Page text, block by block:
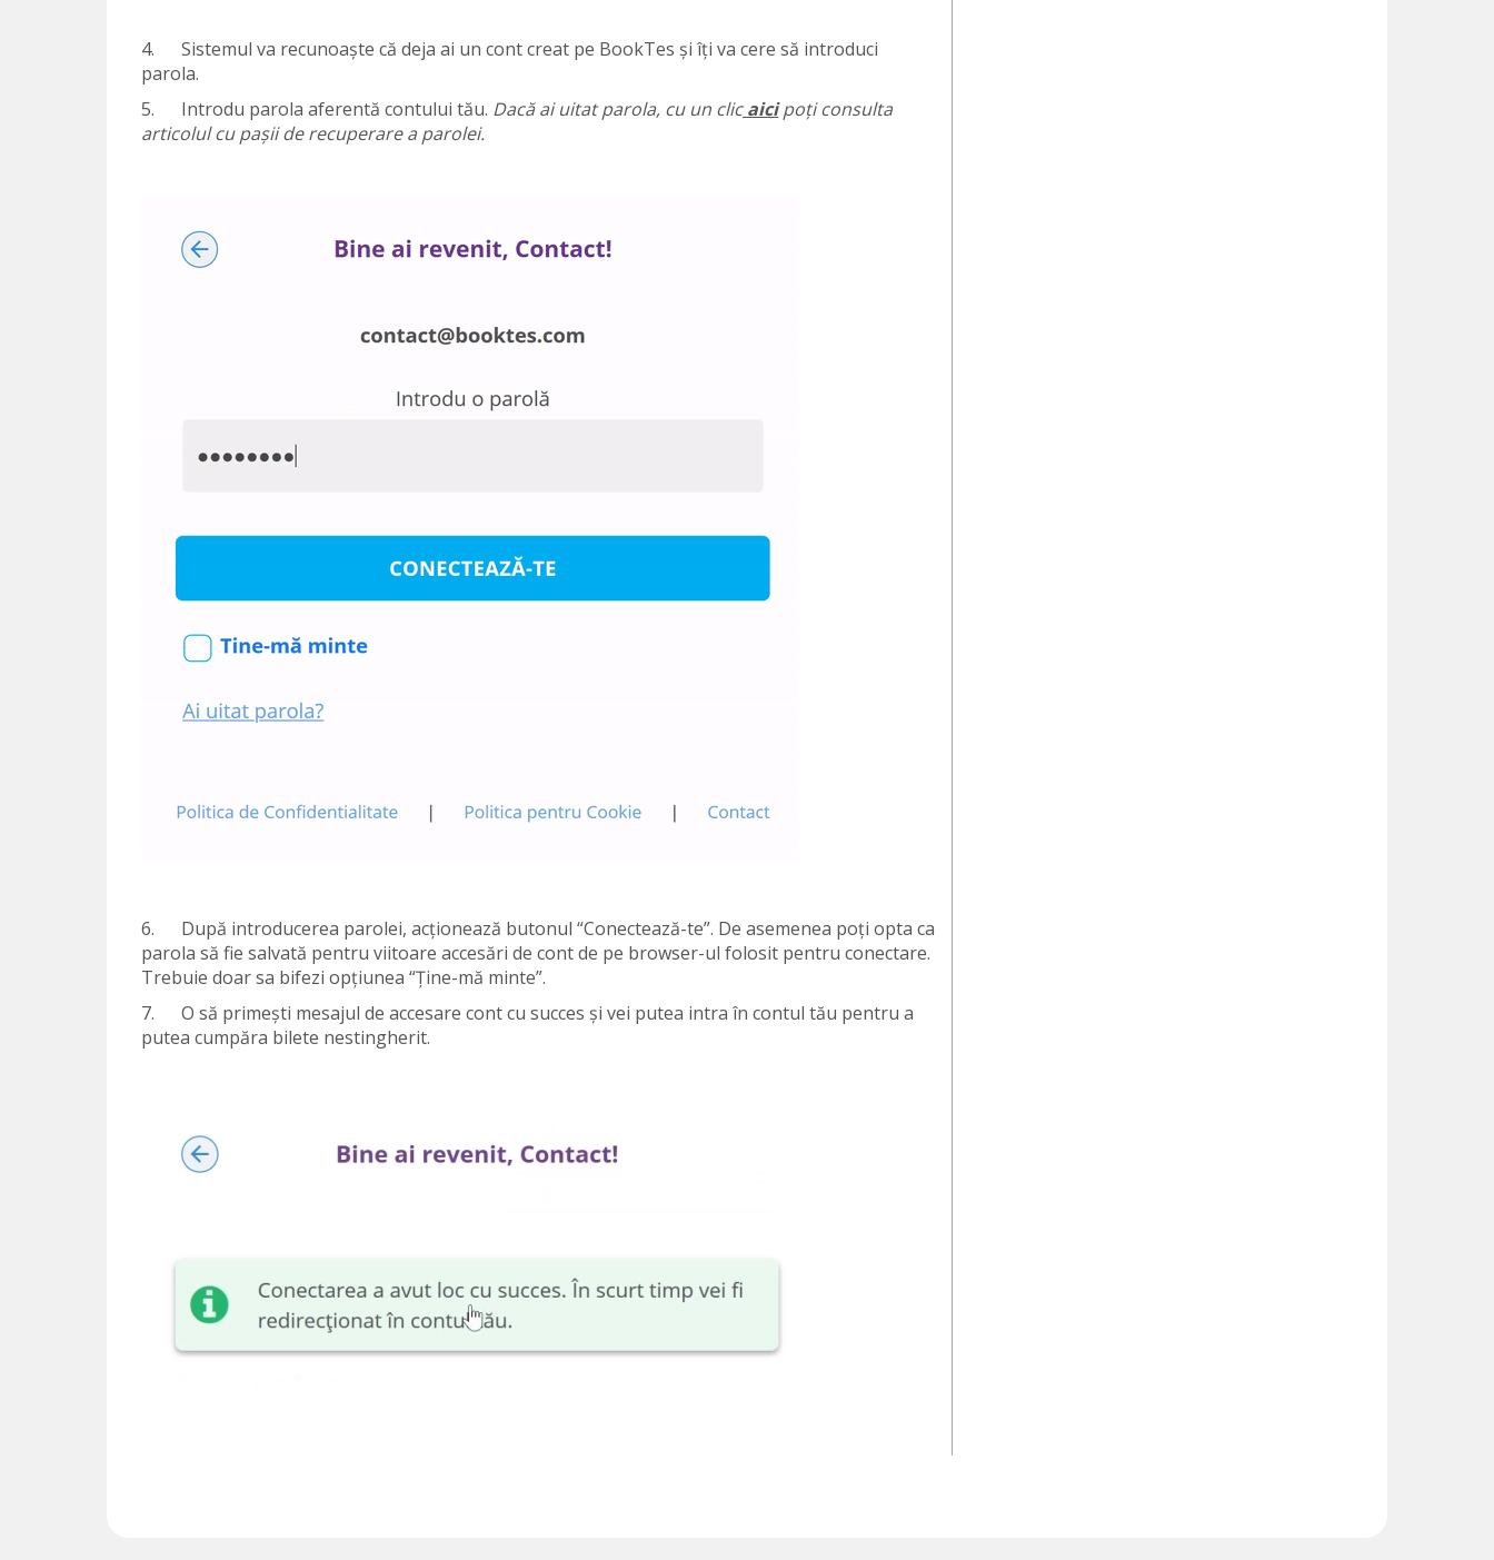
4. Sistemul va recunoaște că deja ai un cont creat pe BookTes și îți va cere să introduci
parola.
5. Introdu parola aferentă contului tău. Dacă ai uitat parola, cu un clicaicipoți consulta
articolul cu pașii de recuperare a parolei.
6. După introducerea parolei, acționează butonul “Conectează-te”. De asemenea poți opta ca
parola să fie salvată pentru viitoare accesări de cont de pe browser-ul folosit pentru conectare.
Trebuie doar sa bifezi opțiunea “Ține-mă minte”.
7. O să primești mesajul de accesare cont cu succes și vei putea intra în contul tău pentru a
putea cumpăra bilete nestingherit.